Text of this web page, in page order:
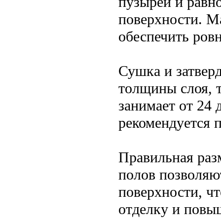
поверхности.
обеспечить
Сушка и
толщины слоя,
занимает от 24
рекомендуется
Правильная
полов
поверхности,
отделку и